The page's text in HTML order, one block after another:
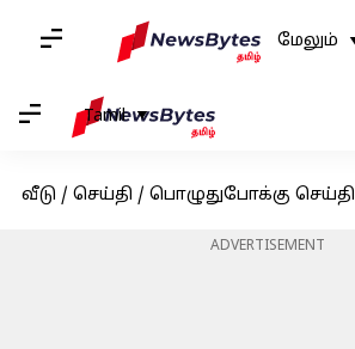
மேலும்
Tamil
வீடு / செய்தி / பொழுதுபோக்கு செய்தி
ADVERTISEMENT